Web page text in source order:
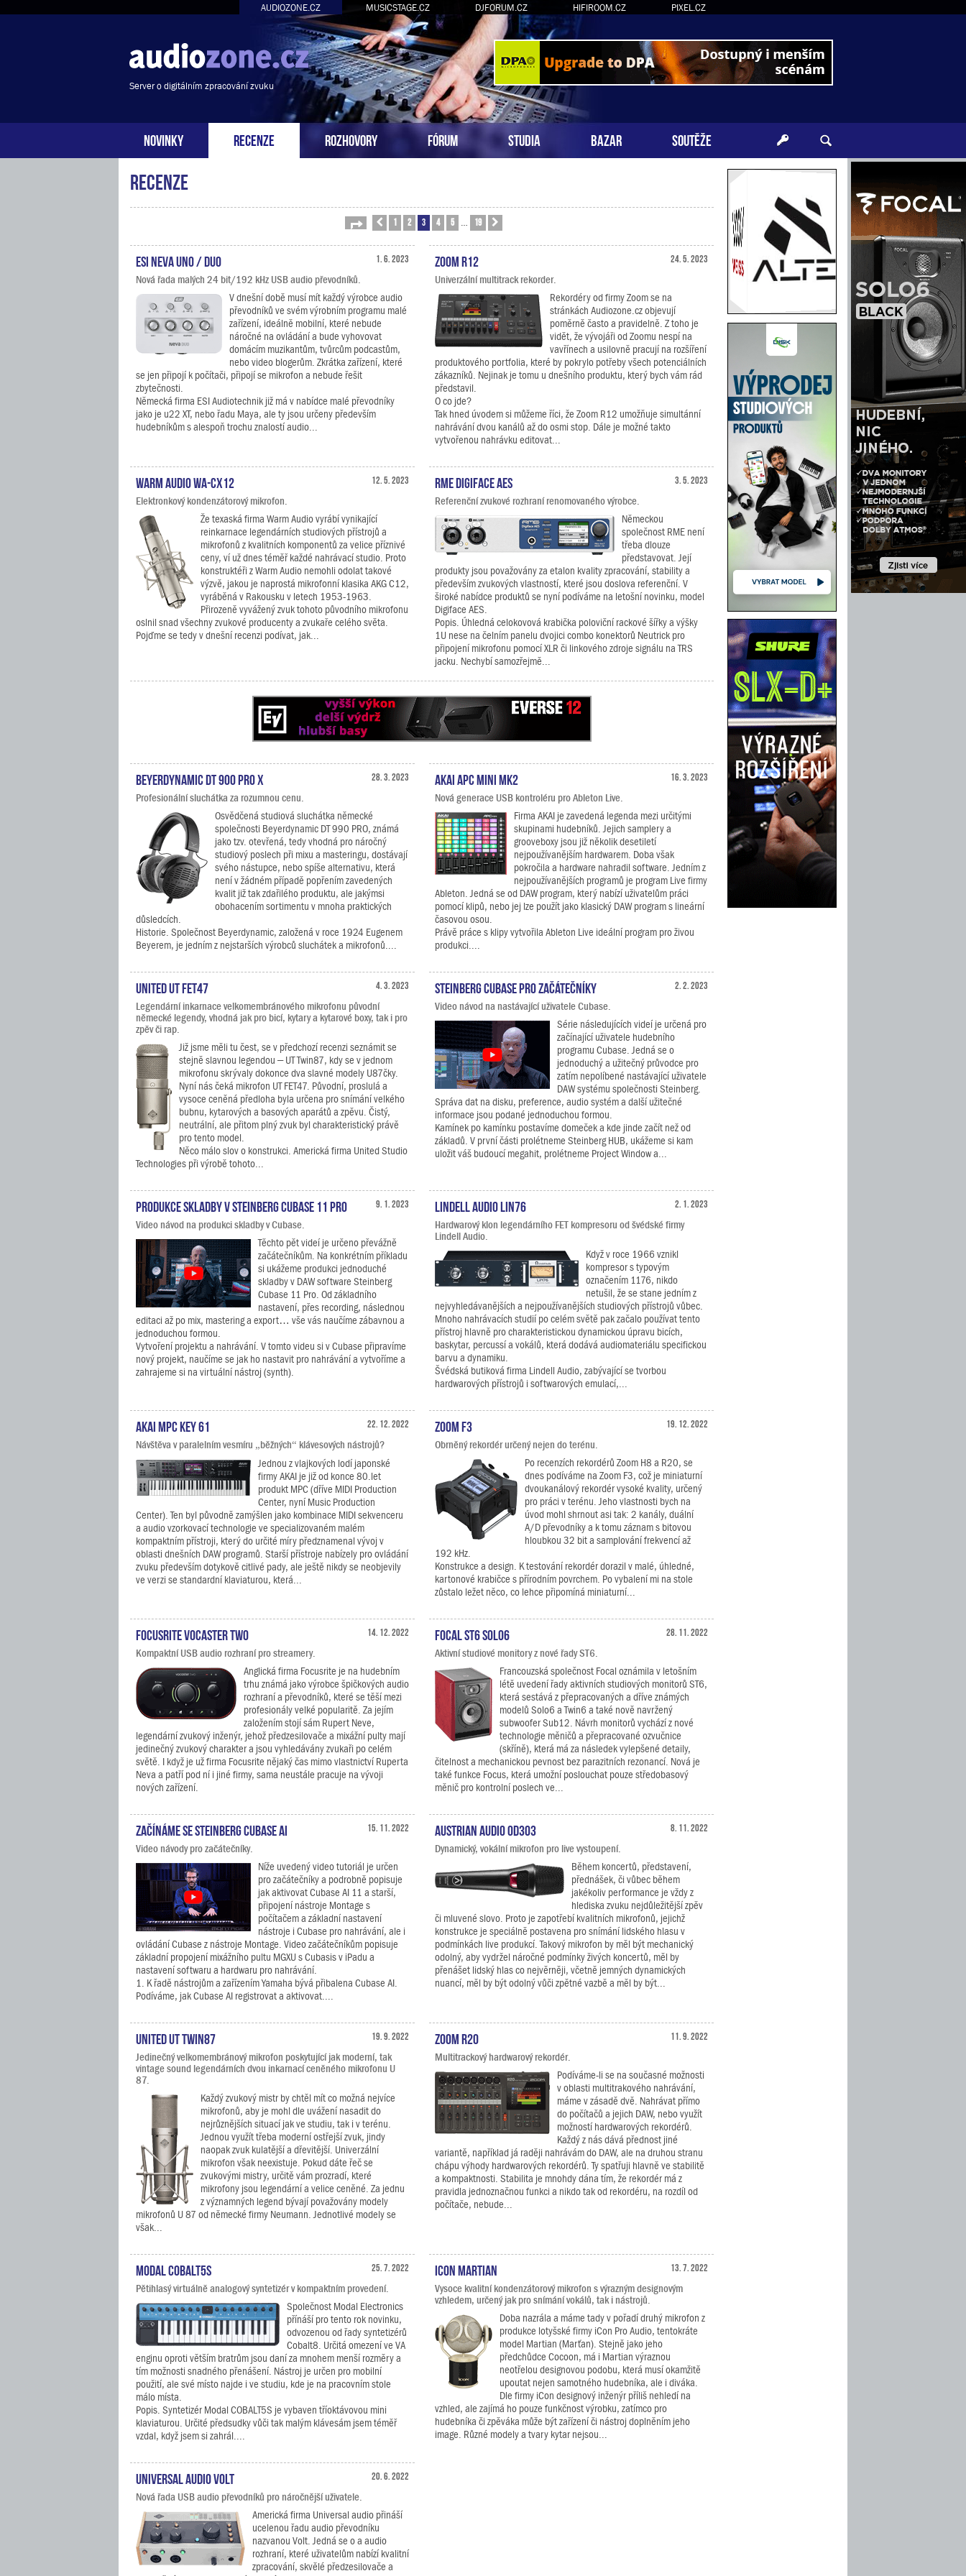
AUDIOZONE.CZ MUSICSTAGE.CZ DJFORUM.CZ HIFIROOM.CZ PIXEL.CZ
Server o digitálním zpracování zvuku
NOVINKY RECENZE ROZHOVORY FÓRUM STUDIA BAZAR SOUTĚŽE
Recenze
Stránka zPředchozí
1 2 3 4 5 19
1. 6. 2023
ESI Neva Uno / Duo
Nová řada malých 24 bit/192 kHz USB audio převodníků.
V dnešní době musí mít každý výrobce audio
převodníků ve svém výrobním programu malé
zařízení, ideálně mobilní, které nebude
náročné na ovládání a bude vyhovovat
domácím muzikantům, tvůrcům podcastům,
nebo video blogerům. Zkrátka zařízení, které
se jen připojí k počítači, připojí se mikrofon a nebude řešit
zbytečnosti.
Německá firma ESI Audiotechnik již má v nabídce malé převodníky
jako je u22 XT, nebo řadu Maya, ale ty jsou určeny především
hudebníkům s alespoň trochu znalostí audio...
24. 5. 2023
Zoom R12
Univerzální multitrack rekorder.
Rekordéry od firmy Zoom se na
stránkách Audiozone.cz objevují
poměrně často a pravidelně. Z toho je
vidět, že vývojáři od Zoomu nespí na
vavřínech a usilovně pracují na rozšíření
produktového portfolia, které by pokrylo potřeby všech potenciálních
zákazníků. Nejinak je tomu u dnešního produktu, který bych vám rád
představil.
O co jde?
Tak hned úvodem si můžeme říci, že Zoom R12 umožňuje simultánní
nahrávání dvou kanálů až do osmi stop. Dále je možné takto
vytvořenou nahrávku editovat...
12. 5. 2023
Warm Audio WA-CX12
Elektronkový kondenzátorový mikrofon.
Že texaská firma Warm Audio vyrábí vynikající
reinkarnace legendárních studiových přístrojů a
mikrofonů z kvalitních komponentů za velice příznivé
ceny, ví už dnes téměř každé nahrávací studio. Proto
konstruktéři z Warm Audio nemohli odolat takové
výzvě, jakou je naprostá mikrofonní klasika AKG C12,
vyráběná v Rakousku v letech 1953-1963.
Přirozeně vyvážený zvuk tohoto původního mikrofonu
oslnil snad všechny zvukové producenty a zvukaře celého světa.
Pojďme se tedy v dnešní recenzi podívat, jak...
3. 5. 2023
RME Digiface AES
Referenční zvukové rozhraní renomovaného výrobce.
Německou
společnost RME není
třeba dlouze
představovat. Její
produkty jsou považovány za etalon kvality zpracování, stability a
především zvukových vlastností, které jsou doslova referenční. V
široké nabídce produktů se nyní podíváme na letošní novinku, model
Digiface AES.
Popis. Úhledná celokovová krabička poloviční rackové šířky a výšky
1U nese na čelním panelu dvojici combo konektorů Neutrick pro
připojení mikrofonu pomocí XLR či linkového zdroje signálu na TRS
jacku. Nechybí samozřejmě...
28. 3. 2023
Beyerdynamic DT 900 PRO X
Profesionální sluchátka za rozumnou cenu.
Osvědčená studiová sluchátka německé
společnosti Beyerdynamic DT 990 PRO, známá
jako tzv. otevřená, tedy vhodná pro náročný
studiový poslech při mixu a masteringu, dostávají
svého nástupce, nebo spíše alternativu, která
není v žádném případě popřením zavedených
kvalit již tak zdařilého produktu, ale jakýmsi
obohacením sortimentu v mnoha praktických
důsledcích.
Historie. Společnost Beyerdynamic, založená v roce 1924 Eugenem
Beyerem, je jedním z nejstarších výrobců sluchátek a mikrofonů....
16. 3. 2023
AKAI APC Mini mk2
Nová generace USB kontroléru pro Ableton Live.
Firma AKAI je zavedená legenda mezi určitými
skupinami hudebníků. Jejich samplery a
grooveboxy jsou již několik desetiletí
nejpoužívanějším hardwarem. Doba však
pokročila a hardware nahradil software. Jedním z
nejpoužívanějších programů je program Live firmy
Ableton. Jedná se od DAW program, který nabízí uživatelům práci
pomocí klipů, nebo jej lze použít jako klasický DAW program s lineární
časovou osou.
Právě práce s klipy vytvořila Ableton Live ideální program pro živou
produkci....
4. 3. 2023
United UT FET47
Legendární inkarnace velkomembránového mikrofonu původní
německé legendy, vhodná jak pro bicí, kytary a kytarové boxy, tak i pro
zpěv či rap.
Již jsme měli tu čest, se v předchozí recenzi seznámit se
stejně slavnou legendou – UT Twin87, kdy se v jednom
mikrofonu skrývaly dokonce dva slavné modely U87čky.
Nyní nás čeká mikrofon UT FET47. Původní, proslulá a
vysoce ceněná předloha byla určena pro snímání velkého
bubnu, kytarových a basových aparátů a zpěvu. Čistý,
neutrální, ale přitom plný zvuk byl charakteristický právě
pro tento model.
Něco málo slov o konstrukci. Americká firma United Studio
Technologies při výrobě tohoto...
2. 2. 2023
Steinberg Cubase pro začátečníky
Video návod na nastávající uživatele Cubase.
Série následujících videí je určená pro
začínající uživatele hudebního
programu Cubase. Jedná se o
jednoduchý a užitečný průvodce pro
zatím nepolíbené nastávající uživatele
DAW systému společnosti Steinberg.
Správa dat na disku, preference, audio systém a další užitečné
informace jsou podané jednoduchou formou.
Kamínek po kamínku postavíme domeček a kde jinde začít než od
základů. V první části prolétneme Steinberg HUB, ukážeme si kam
uložit váš budoucí megahit, prolétneme Project Window a...
9. 1. 2023
Produkce skladby v Steinberg Cubase 11 Pro
Video návod na produkci skladby v Cubase.
Těchto pět videí je určeno převážně
začátečníkům. Na konkrétním příkladu
si ukážeme produkci jednoduché
skladby v DAW software Steinberg
Cubase 11 Pro. Od základního
nastavení, přes recording, následnou
editaci až po mix, mastering a export… vše vás naučíme zábavnou a
jednoduchou formou.
Vytvoření projektu a nahrávání. V tomto videu si v Cubase připravíme
nový projekt, naučíme se jak ho nastavit pro nahrávání a vytvoříme a
zahrajeme si na virtuální nástroj (synth).
2. 1. 2023
Lindell Audio LiN76
Hardwarový klon legendárního FET kompresoru od švédské firmy
Lindell Audio.
Když v roce 1966 vznikl
kompresor s typovým
označením 1176, nikdo
netušil, že se stane jedním z
nejvyhledávanějších a nejpoužívanějších studiových přístrojů vůbec.
Mnoho nahrávacích studií po celém světě pak začalo používat tento
přístroj hlavně pro charakteristickou dynamickou úpravu bicích,
baskytar, percussí a vokálů, která dodává audiomateriálu specifickou
barvu a dynamiku.
Švédská butiková firma Lindell Audio, zabývající se tvorbou
hardwarových přístrojů i softwarových emulací,...
22. 12. 2022
AKAI MPC Key 61
Návštěva v paralelním vesmíru „běžných“ klávesových nástrojů?
Jednou z vlajkových lodí japonské
firmy AKAI je již od konce 80.let
produkt MPC (dříve MIDI Production
Center, nyní Music Production
Center). Ten byl původně zamýšlen jako kombinace MIDI sekvenceru
a audio vzorkovací technologie ve specializovaném malém
kompaktním přístroji, který do určité míry předznamenal vývoj v
oblasti dnešních DAW programů. Starší přístroje nabízely pro ovládání
zvuku především dotykově citlivé pady, ale ještě nikdy se neobjevily
ve verzi se standardní klaviaturou, která...
19. 12. 2022
Zoom F3
Obrněný rekordér určený nejen do terénu.
Po recenzích rekordérů Zoom H8 a R20, se
dnes podíváme na Zoom F3, což je miniaturní
dvoukanálový rekordér vysoké kvality, určený
pro práci v terénu. Jeho vlastnosti bych na
úvod mohl shrnout asi tak: 2 kanály, duální
A/D převodníky a k tomu záznam s bitovou
hloubkou 32 bit a samplování frekvencí až
192 kHz.
Konstrukce a design. K testování rekordér dorazil v malé, úhledné,
kartonové krabičce s přírodním povrchem. Po vybalení mi na stole
zůstalo ležet něco, co lehce připomíná miniaturní...
14. 12. 2022
Focusrite Vocaster Two
Kompaktní USB audio rozhraní pro streamery.
Anglická firma Focusrite je na hudebním
trhu známá jako výrobce špičkových audio
rozhraní a převodníků, které se těší mezi
profesionály velké popularitě. Za jejím
založením stojí sám Rupert Neve,
legendární zvukový inženýr, jehož předzesilovače a mixážní pulty mají
jedinečný zvukový charakter a jsou vyhledávány zvukaři po celém
světě. I když je už firma Focusrite nějaký čas mimo vlastnictví Ruperta
Neva a patří pod ní i jiné firmy, sama neustále pracuje na vývoji
nových zařízení.
28. 11. 2022
Focal ST6 Solo6
Aktivní studiové monitory z nové řady ST6.
Francouzská společnost Focal oznámila v letošním
létě uvedení řady aktivních studiových monitorů ST6,
která sestává z přepracovaných a dříve známých
modelů Solo6 a Twin6 a také nově navržený
subwoofer Sub12. Návrh monitorů vychází z nové
technologie měničů a přepracované ozvučnice
(skříně), která má za následek vylepšené detaily,
čitelnost a mechanickou pevnost bez parazitních rezonancí. Nová je
také funkce Focus, která umožní poslouchat pouze středobasový
měnič pro kontrolní poslech ve...
15. 11. 2022
Začínáme se Steinberg Cubase AI
Video návody pro začátečníky.
Níže uvedený video tutoriál je určen
pro začátečníky a podrobně popisuje
jak aktivovat Cubase AI 11 a starší,
připojení nástroje Montage s
počítačem a základní nastavení
nástroje i Cubase pro nahrávání, ale i
ovládání Cubase z nástroje Montage. Video začátečníkům popisuje
základní propojení mixážního pultu MGXU s Cubasis v iPadu a
nastavení softwaru a hardwaru pro nahrávání.
1. K řadě nástrojům a zařízením Yamaha bývá přibalena Cubase AI.
Podíváme, jak Cubase AI registrovat a aktivovat....
8. 11. 2022
Austrian Audio OD303
Dynamický, vokální mikrofon pro live vystoupení.
Během koncertů, představení,
přednášek, či vůbec během
jakékoliv performance je vždy z
hlediska zvuku nejdůležitější zpěv
či mluvené slovo. Proto je zapotřebí kvalitních mikrofonů, jejichž
konstrukce je speciálně postavena pro snímání lidského hlasu v
podmínkách live produkcí. Takový mikrofon by měl být mechanický
odolný, aby vydržel náročné podmínky živých koncertů, měl by
přenášet lidský hlas co nejvěrněji, včetně jemných dynamických
nuancí, měl by být odolný vůči zpětné vazbě a měl by být...
19. 9. 2022
United UT Twin87
Jedinečný velkomembránový mikrofon poskytující jak moderní, tak
vintage sound legendárních dvou inkarnací ceněného mikrofonu U
87.
Každý zvukový mistr by chtěl mít co možná nejvíce
mikrofonů, aby je mohl dle uvážení nasadit do
nejrůznějších situací jak ve studiu, tak i v terénu.
Jednou využít třeba moderní ostřejší zvuk, jindy
naopak zvuk kulatější a dřevitější. Univerzální
mikrofon však neexistuje. Pokud dáte řeč se
zvukovými mistry, určitě vám prozradí, které
mikrofony jsou legendární a velice ceněné. Za jednu
z významných legend bývají považovány modely
mikrofonů U 87 od německé firmy Neumann. Jednotlivé modely se
však...
11. 9. 2022
Zoom R20
Multitrackový hardwarový rekordér.
Podíváme-li se na současné možnosti
v oblasti multitrakového nahrávání,
máme v zásadě dvě. Nahrávat přímo
do počítačů a jejich DAW, nebo využít
možností hardwarových rekordérů.
Každý z nás dává přednost jiné
variantě, například já raději nahrávám do DAW, ale na druhou stranu
chápu výhody hardwarových rekordérů. Ty spatřuji hlavně ve stabilitě
a kompaktnosti. Stabilita je mnohdy dána tím, že rekordér má z
pravidla jednoznačnou funkci a nikdo tak od rekordéru, na rozdíl od
počítače, nebude...
25. 7. 2022
Modal COBALT5S
Pětihlasý virtuálně analogový syntetizér v kompaktním provedení.
Společnost Modal Electronics
přínáší pro tento rok novinku,
odvozenou od řady syntetizérů
Cobalt8. Určitá omezení ve VA
enginu oproti větším bratrům jsou daní za mnohem menší rozměry a
tím možnosti snadného přenášení. Nástroj je určen pro mobilní
použití, ale své místo najde i ve studiu, kde je na pracovním stole
málo místa.
Popis. Syntetizér Modal COBALT5S je vybaven tříoktávovou mini
klaviaturou. Určité předsudky vůči tak malým klávesám jsem téměř
vzdal, když jsem si zahrál....
13. 7. 2022
iCON Martian
Vysoce kvalitní kondenzátorový mikrofon s výrazným designovým
vzhledem, určený jak pro snímání vokálů, tak i nástrojů.
Doba nazrála a máme tady v pořadí druhý mikrofon z
produkce lotyšské firmy iCon Pro Audio, tentokráte
model Martian (Marťan). Stejně jako jeho
předchůdce Cocoon, má i Martian výraznou
neotřelou designovou podobu, která musí okamžitě
upoutat nejen samotného hudebníka, ale i diváka.
Dle firmy iCon designový inženýr příliš nehledí na
vzhled, ale zajímá ho pouze funkčnost výrobku, zatímco pro
hudebníka či zpěváka může být zařízení či nástroj doplněním jeho
image. Různé modely a tvary kytar nejsou...
20. 6. 2022
Universal Audio Volt
Nová řada USB audio převodníků pro náročnější uživatele.
Americká firma Universal audio přináší
ucelenou řadu audio převodníku
nazvanou Volt. Jedná se o a audio
rozhraní, které uživatelům nabízí kvalitní
zpracování, skvělé předzesilovače a